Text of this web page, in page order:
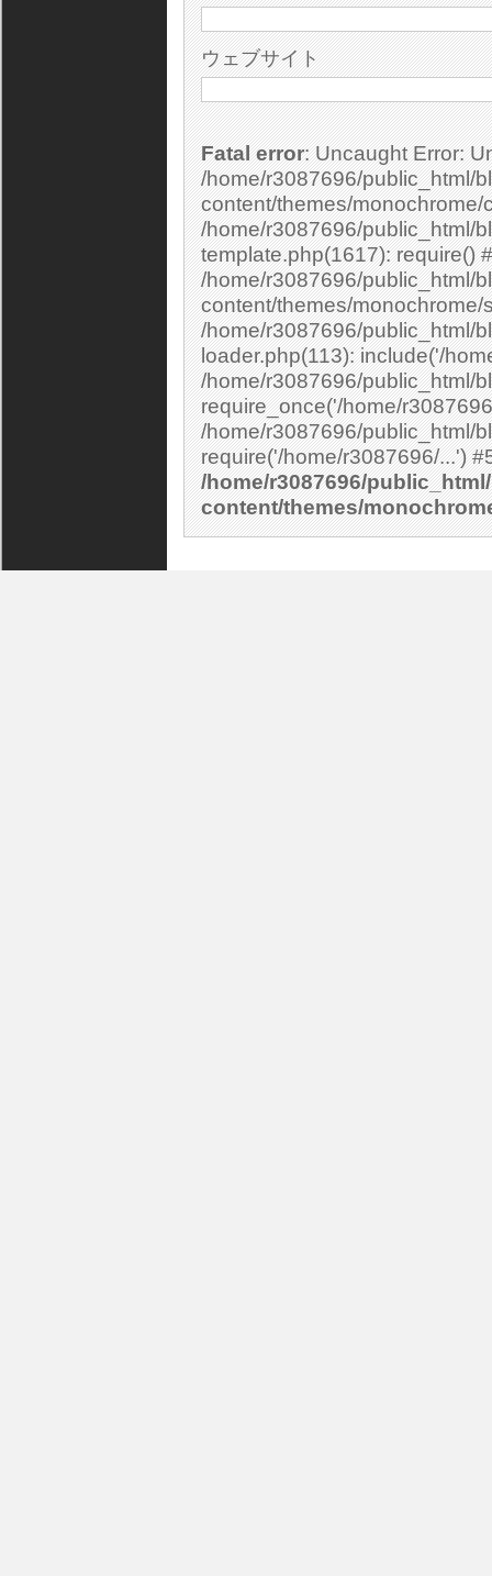
ウェブサイト
Fatal error: Uncaught Error: Undefined constant "cs_print_smilies" in
/home/r3087696/public_html/
content/themes/
/home/r3087696/public_html/
template.php(1617): require()
/home/r3087696/public_html/
content/themes/
/home/r3087696/public_html/
loader.php(113): include('/
/home/r3087696/public_html/
require_once('/home/
/home/r3087696/public_html/
/home/r3087696/
content/themes/